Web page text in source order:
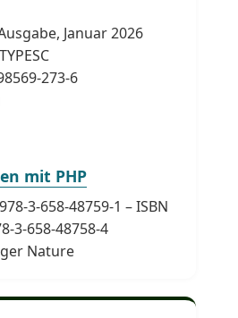
Januar 2026
273-6
mit PHP
3-658-48759-1 – ISBN
3-658-48758-4
Nature